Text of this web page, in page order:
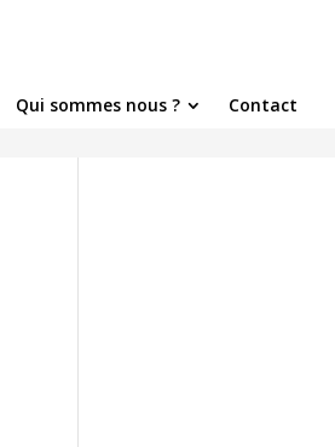
Qui sommes nous ? Contact